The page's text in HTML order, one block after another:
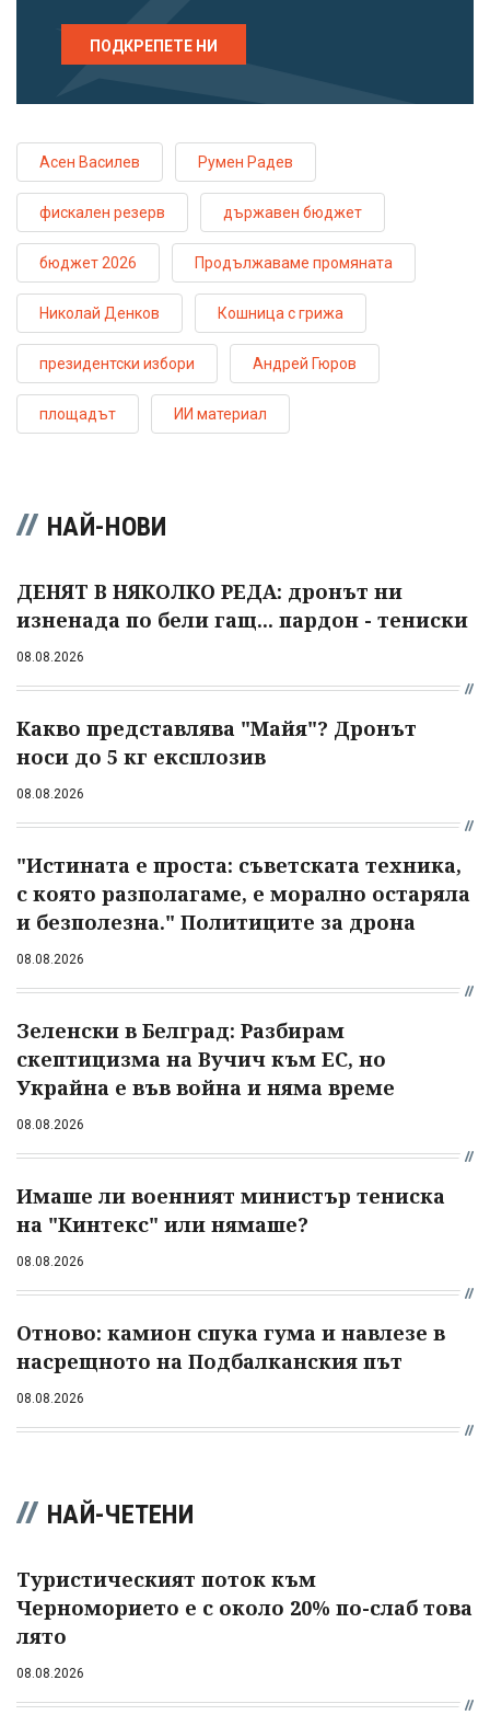
ПОДКРЕПЕТЕ НИ
Асен Василев Румен Радев
фискален резерв държавен бюджет
бюджет 2026 Продължаваме промяната
Николай Денков Кошница с грижа
президентски избори Андрей Гюров
площадът ИИ материал
НАЙ-НОВИ
ДЕНЯТ В НЯКОЛКО РЕДА: дронът ни
изненада по бели гащ... пардон - тениски
08.08.2026
Какво представлява "Майя"? Дронът
носи до 5 кг експлозив
08.08.2026
"Истината е проста: съветската техника,
с която разполагаме, е морално остаряла
и безполезна." Политиците за дрона
08.08.2026
Зеленски в Белград: Разбирам
скептицизма на Вучич към ЕС, но
Украйна е във война и няма време
08.08.2026
Имаше ли военният министър тениска
на "Кинтекс" или нямаше?
08.08.2026
Отново: камион спука гума и навлезе в
насрещното на Подбалканския път
08.08.2026
НАЙ-ЧЕТЕНИ
Туристическият поток към
Черноморието е с около 20% по-слаб това
лято
08.08.2026